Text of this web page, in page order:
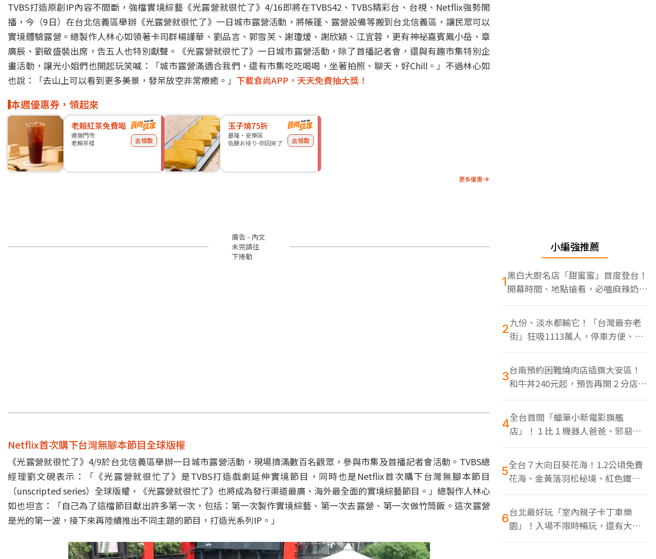
TVBS打造原創IP內容不間斷，強檔實境綜藝《光露營就很忙了》4/16即將在TVBS42、TVBS精彩台、台視、Netflix強勢開
播，今（9日）在台北信義區舉辦《光露營就很忙了》一日城市露營活動，將帳篷、露營設備等搬到台北信義區，讓民眾可以
實境體驗露營。總製作人林心如領著卡司群楊謹華、劉品言、郭雪芙、謝瓊煖、謝欣穎、江宜蓉，更有神祕嘉賓鳳小岳、章
廣辰、劉敬盛裝出席，告五人也特別獻聲。《光露營就很忙了》一日城市露營活動，除了首播記者會，還與有趣市集特別企
畫活動，讓光小姐們也開起玩笑喊：「城市露營滿適合我們，還有市集吃吃喝喝，坐著拍照、聊天，好Chill。」不過林心如
也說：「去山上可以看到更多美景，發呆放空非常療癒。」 下載食尚APP，天天免費抽大獎！
本週優惠券，領起來
老賴紅茶免費喝
連鎖門市
老賴茶棧
去領取
玉子燒75折
基隆・安樂區
佐藤お帰り-你回來了
去領取
更多優惠
廣告 - 內文
未完請往
下捲動
Netflix首次購下台灣無腳本節目全球版權
《光露營就很忙了》4/9於台北信義區舉辦一日城市露營活動，現場擠滿數百名觀眾，參與市集及首播記者會活動。TVBS總
經理劉文硯表示：「《光露營就很忙了》是TVBS打造戲劇延伸實境節目，同時也是Netflix首次購下台灣無腳本節目
（unscripted series）全球版權，《光露營就很忙了》也將成為發行渠道最廣、海外最全面的實境綜藝節目。」總製作人林心
如也坦言：「自己為了這檔節目獻出許多第一次，包括：第一次製作實境綜藝、第一次去露營、第一次做竹筒飯。這次露營
是光的第一波，接下來再陸續推出不同主題的節目，打造光系列IP。」
小編強推薦
1黑白大廚名店「甜蜜蜜」首度登台！
開幕時間、地點搶看，必嗑麻辣奶油
蝦
2九份、淡水都輸它！「台灣最夯老
街」狂吸1113萬人，停車方便、特
色美食多
3台南預約困難燒肉店插旗大安區！
和牛丼240元起，預告再開２分店、
地點曝光
4全台首間「蠟筆小新電影旗艦
店」！１比１機器人爸爸、邪惡正
男，百款周邊買翻
5全台７大向日葵花海！1.2公頃免費
花海、金黃落羽松秘境、紅色鐵橋
同框
6台北最好玩「室內親子卡丁車樂
園」！入場不限時暢玩，還有大螢
幕Switch遊戲區